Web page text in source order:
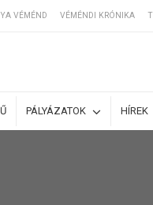
VÉMÉND VÉMÉNDI KRÓNIKA
PÁLYÁZATOK HÍREK